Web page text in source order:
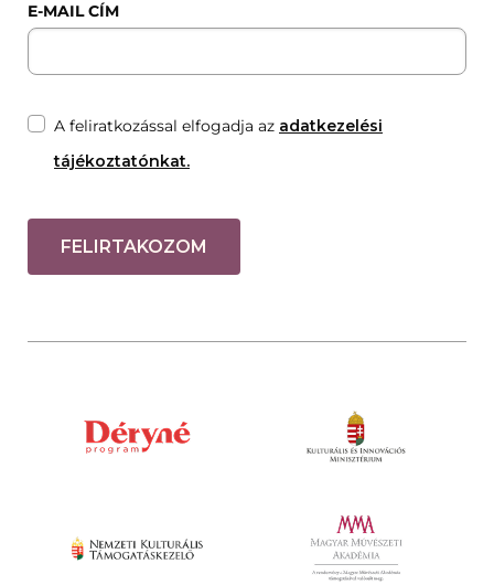
E-MAIL CÍM
A feliratkozással elfogadja az adatkezelési
tájékoztatónkat.
FELIRTAKOZOM